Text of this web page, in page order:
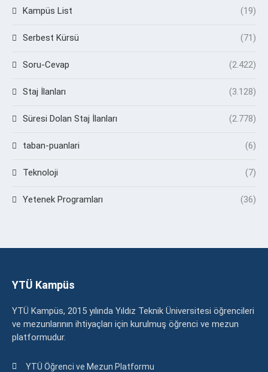
Kampüs List (19)
Serbest Kürsü (71)
Soru-Cevap (2.422)
Staj İlanları (3.128)
Süresi Dolan Staj İlanları (2.778)
taban-puanlari (6)
Teknoloji (7)
Yetenek Programları (36)
YTÜ Kampüs
YTÜ Kampüs, 2015 yılında Yıldız Teknik Üniversitesi öğrencileri
ve mezunlarının ihtiyaçları için kurulmuş öğrenci ve mezun
platformudur.
YTÜ Öğrenci ve Mezun Platformu